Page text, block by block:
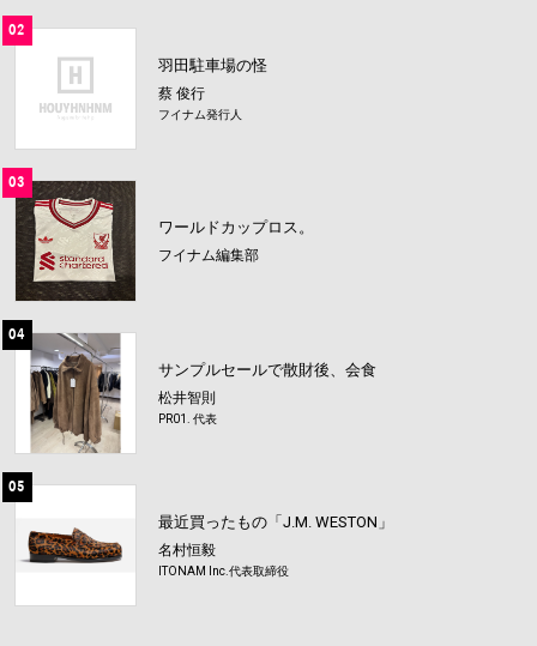
02
羽田駐車場の怪
蔡 俊行
フイナム発行人
03
ワールドカップロス。
フイナム編集部
04
サンプルセールで散財後、会食
松井智則
PR01. 代表
05
最近買ったもの「J.M. WESTON」
名村恒毅
ITONAM Inc.代表取締役